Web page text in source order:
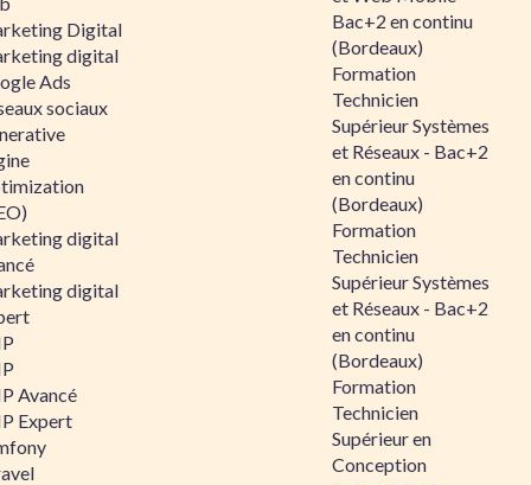
Digital
digital
Ads
sociaux
digital
digital
Avancé
Expert
Bac+2 en continu
(Bordeaux)
Formation
Technicien
Supérieur Systèmes
et Réseaux - Bac+2
en continu
(Bordeaux)
Formation
Technicien
Supérieur Systèmes
et Réseaux - Bac+2
en continu
(Bordeaux)
Formation
Technicien
Supérieur en
Conception